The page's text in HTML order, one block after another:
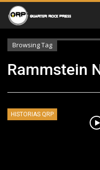
Browsing Tag
Rammstein
HISTORIAS QRP